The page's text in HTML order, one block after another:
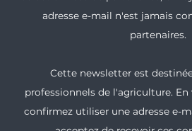
adresse e-mail n'est jamais
partenaires.
Cette newsletter est
professionnels de l'agriculture. En
confirmez utiliser une adresse e-